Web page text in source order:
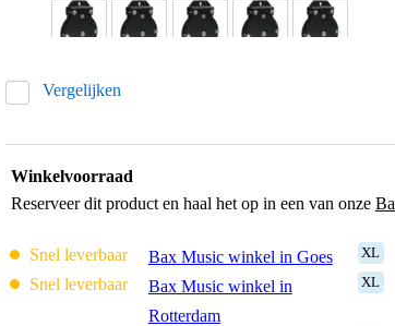
Vergelijken
Winkelvoorraad
Reserveer dit product en haal het op in een van onze
Snel leverbaar Bax Music winkel in Goes XL
Snel leverbaar
Bax Music winkel in
Rotterdam
XL